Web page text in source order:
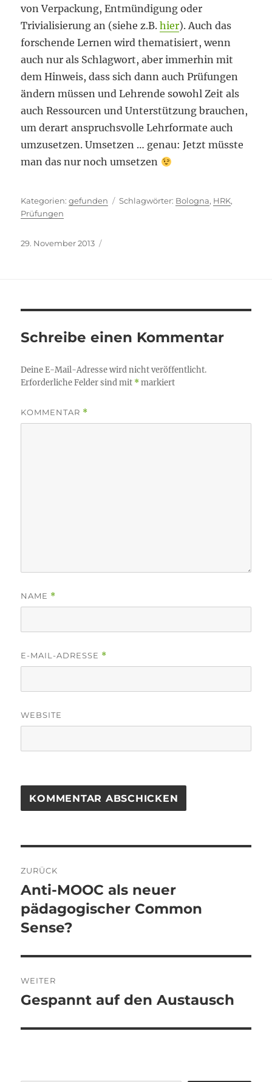
von Verpackung, Entmündigung oder
Trivialisierung an (siehe z.B.hier). Auch das
forschende Lernen wird thematisiert, wenn
auch nur als Schlagwort, aber immerhin mit
dem Hinweis, dass sich dann auch Prüfungen
ändern müssen und Lehrende sowohl Zeit als
auch Ressourcen und Unterstützung brauchen,
um derart anspruchsvolle Lehrformate auch
umzusetzen. Umsetzen … genau: Jetzt müsste
man das nur noch umsetzen
Kategorien
gefunden Schlagwörter
Bologna, HRK,
Prüfungen
Veröffentlicht
29. November 2013
Schreibe einen Kommentar
Deine E-Mail-Adresse wird nicht veröffentlicht.
Erforderliche Felder sind mit *markiert
KOMMENTAR *
NAME *
E-MAIL-ADRESSE *
WEBSITE
ZURÜCK
Vorheriger
Beitrag:
Anti-MOOC als neuer
pädagogischer Common
Sense?
WEITER
Nächster
Gespannt auf den Austausch